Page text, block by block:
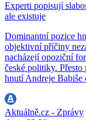
Experti popisují
ale existuje
Dominantní pozice
objektivní příčiny
nacházejí opoziční
české politiky.
hnutí Andreje Babiše
Aktuálně.cz - Zprávy